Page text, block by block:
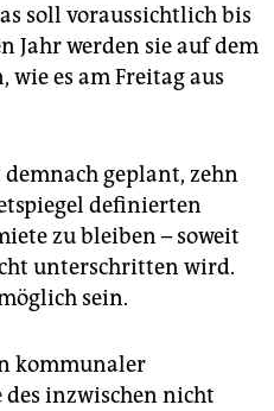
soll voraussichtlich bis
Jahr werden sie auf dem
wie es am Freitag aus
geplant, zehn
definierten
zu bleiben – soweit
unterschritten wird.
sein.
kommunaler
des inzwischen nicht